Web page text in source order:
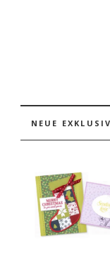
NEUE